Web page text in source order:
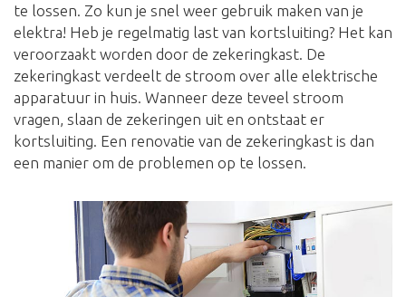
te lossen. Zo kun je snel weer gebruik maken van je
elektra! Heb je regelmatig last van kortsluiting? Het kan
veroorzaakt worden door de zekeringkast. De
zekeringkast verdeelt de stroom over alle elektrische
apparatuur in huis. Wanneer deze teveel stroom
vragen, slaan de zekeringen uit en ontstaat er
kortsluiting. Een renovatie van de zekeringkast is dan
een manier om de problemen op te lossen.